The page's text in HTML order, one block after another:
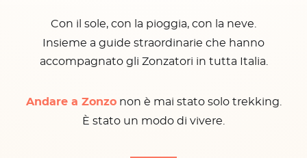
Con il sole, con la pioggia, con la neve.
Insieme a guide straordinarie che hanno
accompagnato gli Zonzatori in tutta Italia.
Andare a Zonzonon è mai stato solo trekking.
È stato un modo di vivere.